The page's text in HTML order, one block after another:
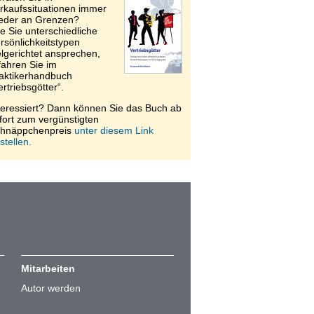
immer
an Grenzen?
Sie unterschiedliche
ansprechen,
Sie im
Dann können Sie das Buch ab
zum vergünstigten
unter diesem Link
Mitarbeiten
Autor werden